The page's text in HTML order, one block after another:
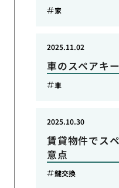
家
車のスペアキ
2025.11.02
車
賃貸物件でス
意点
2025.10.30
鍵交換